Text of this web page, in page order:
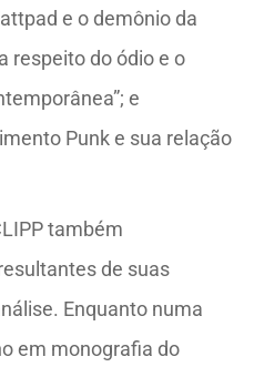
e o demônio da
respeito do ódio e o
e
Punk e sua relação
também
de suas
Enquanto numa
em monografia do